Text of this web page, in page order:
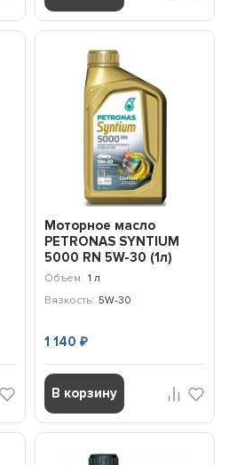
Моторное масло
PETRONAS SYNTIUM
5000 RN 5W-30 (1л)
Renault / 70543E18EU
Объем: 1 л
Вязкость: 5W-30
1 140 ₽
В корзину